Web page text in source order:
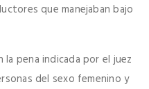
que manejaban bajo
pena indicada por el juez
del sexo femenino y